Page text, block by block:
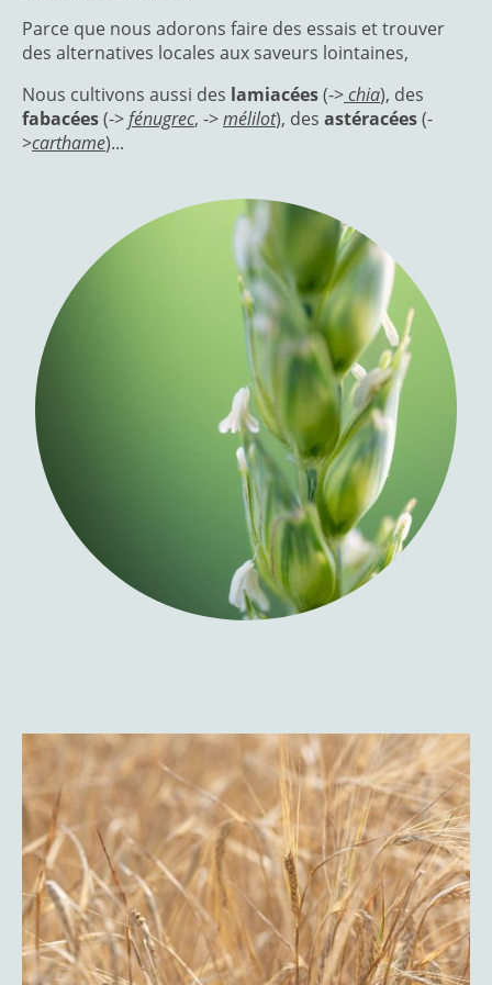
Parce que nous adorons faire des essais et trouver
des alternatives locales aux saveurs lointaines,
Nous cultivons aussi des lamiacées(->chia), des
fabacées(->fénugrec, ->mélilot), des astéracées(-
>carthame)...